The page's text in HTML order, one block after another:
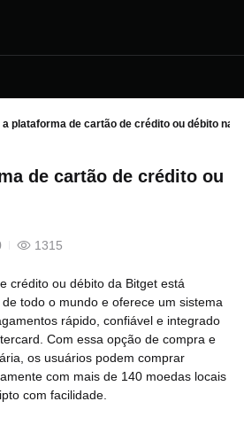
a plataforma de cartão de crédito ou débito na
de cartão de crédito ou
1315
crédito ou débito da Bitget está
todo o mundo e oferece um sistema
rápido, confiável e integrado
Com essa opção de compra e
os usuários podem comprar
com mais de 140 moedas locais
com facilidade.